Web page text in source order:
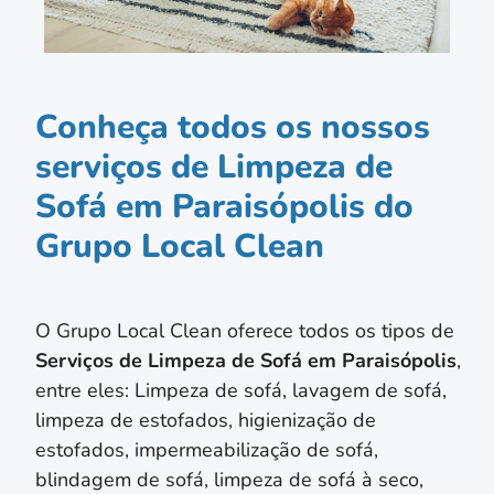
Conheça todos os nossos
serviços de Limpeza de
Sofá em Paraisópolis do
Grupo Local Clean
O Grupo Local Clean oferece todos os tipos de
Serviços de Limpeza de Sofá em Paraisópolis,
entre eles: Limpeza de sofá, lavagem de sofá,
limpeza de estofados, higienização de
estofados, impermeabilização de sofá,
blindagem de sofá, limpeza de sofá à seco,